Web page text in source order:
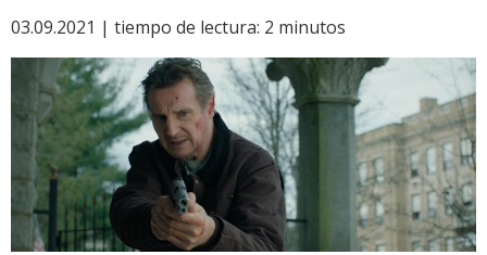
03.09.2021 | tiempo de lectura: 2 minutos